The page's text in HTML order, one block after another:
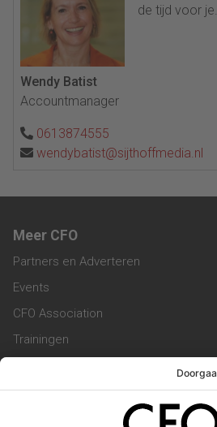
de tijd voor je.
Wendy Batist
Accountmanager
0613874555
wendybatist@sijthoffmedia.nl
Meer CFO
Partners en Adverteren
Events
CFO Association
Trainingen
Vacatures
Service & Contact